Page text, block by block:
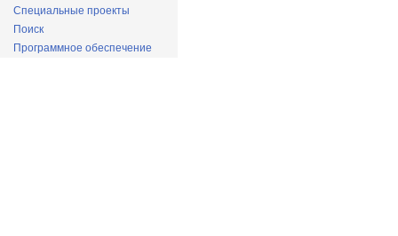
Специальные проекты
Поиск
Программное обеспечение